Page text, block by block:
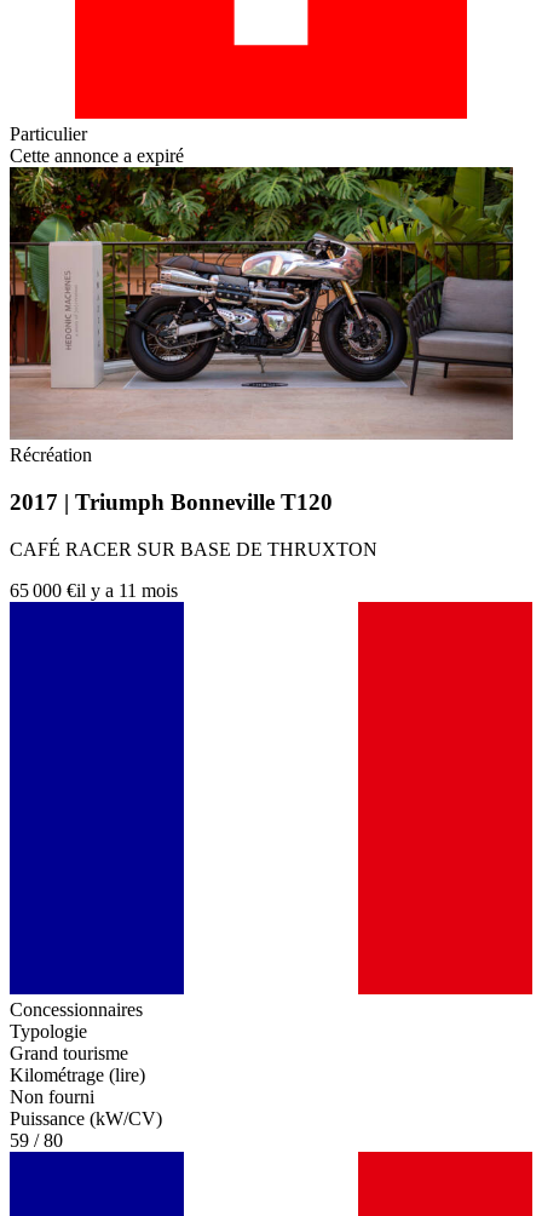
Particulier
Cette annonce a expiré
Récréation
2017 | Triumph Bonneville T120
CAFÉ RACER SUR BASE DE THRUXTON
65 000 €il y a 11 mois
Concessionnaires
Typologie
Grand tourisme
Kilométrage (lire)
Non fourni
Puissance (kW/CV)
59 / 80